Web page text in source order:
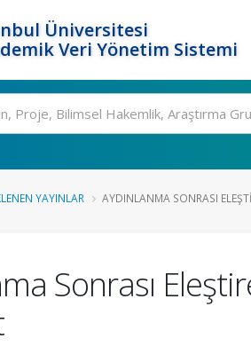
Üniversitesi
Veri Yönetim Sistemi
YAYINLAR AYDINLANMA SONRASI
Sonrası